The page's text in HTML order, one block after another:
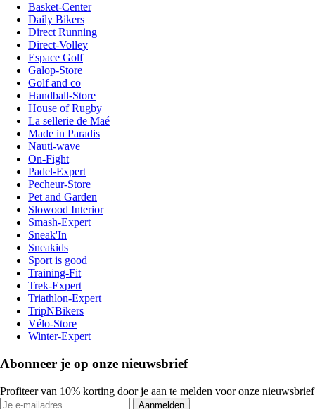
Basket-Center
Daily Bikers
Direct Running
Direct-Volley
Espace Golf
Galop-Store
Golf and co
Handball-Store
House of Rugby
La sellerie de Maé
Made in Paradis
Nauti-wave
On-Fight
Padel-Expert
Pecheur-Store
Pet and Garden
Slowood Interior
Smash-Expert
Sneak'In
Sneakids
Sport is good
Training-Fit
Trek-Expert
Triathlon-Expert
TripNBikers
Vélo-Store
Winter-Expert
Abonneer je op onze nieuwsbrief
Profiteer van 10% korting door je aan te melden voor onze nieuwsbrief
Aanmelden